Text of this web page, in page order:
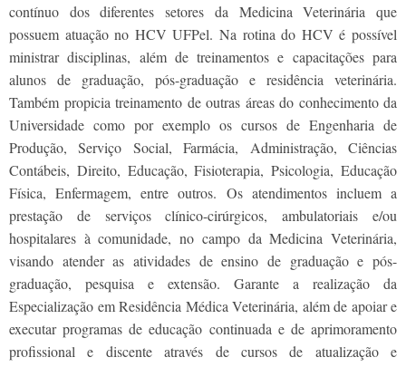
contínuo dos diferentes setores da Medicina Veterinária que
possuem atuação no HCV UFPel. Na rotina do HCV é possível
ministrar disciplinas, além de treinamentos e capacitações para
alunos de graduação, pós-graduação e residência veterinária.
Também propicia treinamento de outras áreas do conhecimento da
Universidade como por exemplo os cursos de Engenharia de
Produção, Serviço Social, Farmácia, Administração, Ciências
Contábeis, Direito, Educação, Fisioterapia, Psicologia, Educação
Física, Enfermagem, entre outros. Os atendimentos incluem a
prestação de serviços clínico-cirúrgicos, ambulatoriais e/ou
hospitalares à comunidade, no campo da Medicina Veterinária,
visando atender as atividades de ensino de graduação e pós-
graduação, pesquisa e extensão. Garante a realização da
Especialização em Residência Médica Veterinária, além de apoiar e
executar programas de educação continuada e de aprimoramento
profissional e discente através de cursos de atualização e